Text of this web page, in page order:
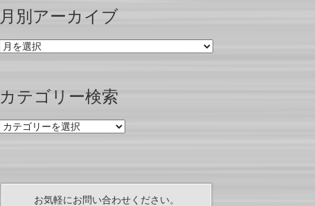
月別アーカイブ
月
カ
ブ
カテゴリー検索
カ
お気軽にお問い合わせください。